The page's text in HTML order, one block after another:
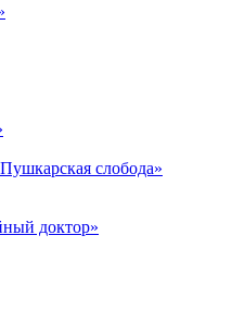
слобода»
доктор»